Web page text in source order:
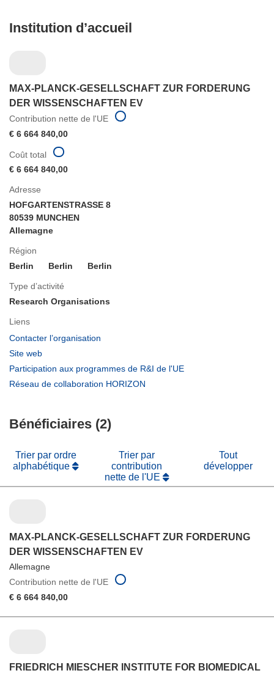
Institution d’accueil
MAX-PLANCK-GESELLSCHAFT ZUR FORDERUNG
DER WISSENSCHAFTEN EV
Contribution nette de l'UE
€ 6 664 840,00
Adresse
HOFGARTENSTRASSE 8
80539 MUNCHEN
Allemagne
Région
Berlin
Berlin Berlin
Type d’activité
Research Organisations
Liens
Contacter l’organisation
fenêtre)
Site web
dans
une
Participation aux programmes de R&I de l'UE
Réseau de collaboration HORIZON
Coût total
€ 6 664 840,00
Bénéficiaires (2)
Trier par ordre
alphabétique
Trier par
contribution
nette de l'UE
Tout
développer
MAX-PLANCK-GESELLSCHAFT ZUR FORDERUNG
DER WISSENSCHAFTEN EV
Allemagne
Contribution nette de l'UE
€ 6 664 840,00
FRIEDRICH MIESCHER INSTITUTE FOR BIOMEDICAL